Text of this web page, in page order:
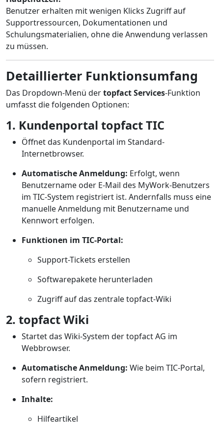
Benutzer erhalten mit wenigen Klicks Zugriff auf
Supportressourcen, Dokumentationen und
Schulungsmaterialien, ohne die Anwendung verlassen
zu müssen.
Detaillierter Funktionsumfang
Das Dropdown-Menü dertopfact Services-Funktion
umfasst die folgenden Optionen:
1. Kundenportal topfact TIC
Öffnet das Kundenportal im Standard-
Internetbrowser.
Automatische Anmeldung: Erfolgt, wenn
Benutzername oder E-Mail des MyWork-Benutzers
im TIC-System registriert ist. Andernfalls muss eine
manuelle Anmeldung mit Benutzername und
Kennwort erfolgen.
Funktionen im TIC-Portal:
Support-Tickets erstellen
Softwarepakete herunterladen
Zugriff auf das zentrale topfact-Wiki
2. topfact Wiki
Startet das Wiki-System der topfact AG im
Webbrowser.
Automatische Anmeldung: Wie beim TIC-Portal,
sofern registriert.
Inhalte:
Hilfeartikel